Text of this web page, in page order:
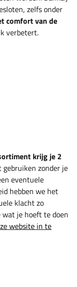
zelfs onder
comfort van de
verbetert.
krijg je 2
gebruiken zonder je
eventuele
hebben we het
klacht zo
je hoeft te doen
website in te